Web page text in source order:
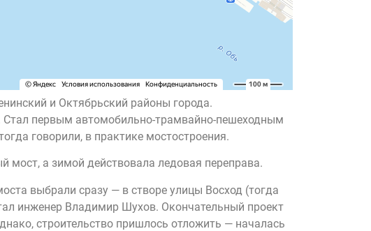
и Октябрьский районы города.
Стал первым автомобильно-трамвайно-пешеходным
говорили, в практике мостостроения.
мост, а зимой действовала ледовая переправа.
выбрали сразу — в створе улицы Восход (тогда
инженер Владимир Шухов. Окончательный проект
строительство пришлось отложить — началась